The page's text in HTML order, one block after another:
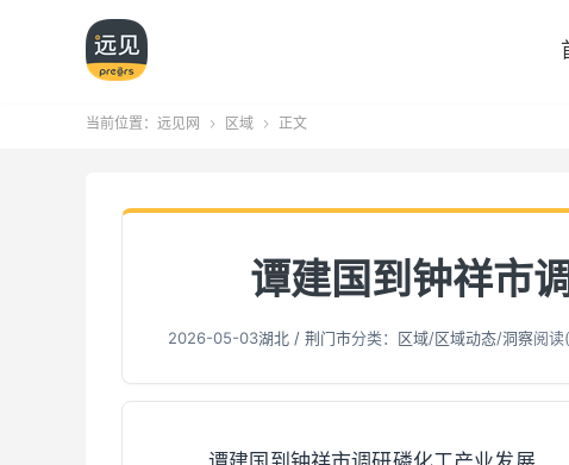
当前位置： 远见网  区域  正文
谭建国到钟祥市
2026-05-03湖北 / 荆门市分类： 区域/区域动态/洞察阅读(